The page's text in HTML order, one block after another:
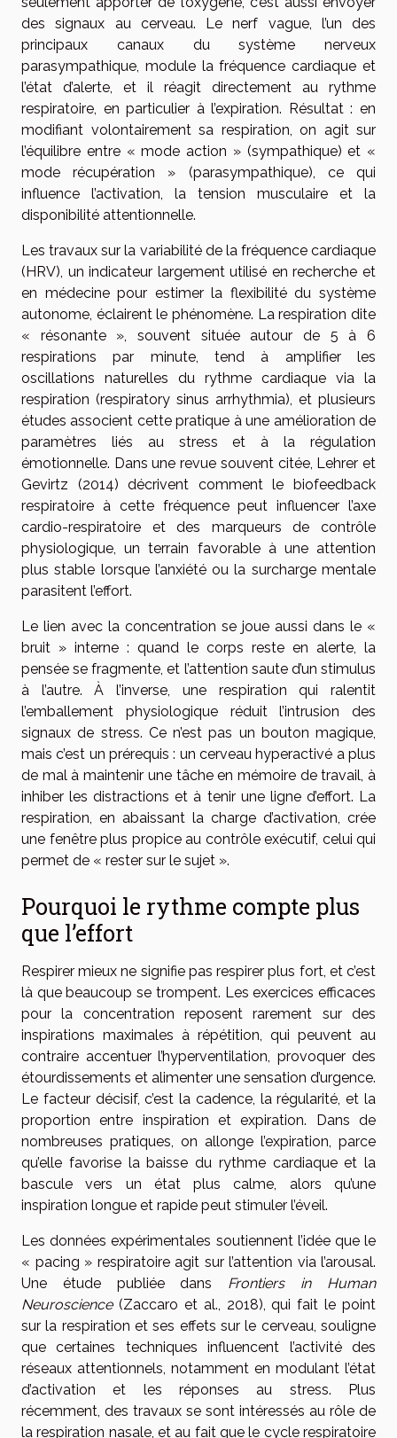
des signaux au cerveau. Le nerf vague, l’un des
principaux canaux du système nerveux
parasympathique, module la fréquence cardiaque et
l’état d’alerte, et il réagit directement au rythme
respiratoire, en particulier à l’expiration. Résultat : en
modifiant volontairement sa respiration, on agit sur
l’équilibre entre « mode action » (sympathique) et «
mode récupération » (parasympathique), ce qui
influence l’activation, la tension musculaire et la
disponibilité attentionnelle.
Les travaux sur la variabilité de la fréquence cardiaque
(HRV), un indicateur largement utilisé en recherche et
en médecine pour estimer la flexibilité du système
autonome, éclairent le phénomène. La respiration dite
« résonante », souvent située autour de 5 à 6
respirations par minute, tend à amplifier les
oscillations naturelles du rythme cardiaque via la
respiration (respiratory sinus arrhythmia), et plusieurs
études associent cette pratique à une amélioration de
paramètres liés au stress et à la régulation
émotionnelle. Dans une revue souvent citée, Lehrer et
Gevirtz (2014) décrivent comment le biofeedback
respiratoire à cette fréquence peut influencer l’axe
cardio-respiratoire et des marqueurs de contrôle
physiologique, un terrain favorable à une attention
plus stable lorsque l’anxiété ou la surcharge mentale
parasitent l’effort.
Le lien avec la concentration se joue aussi dans le «
bruit » interne : quand le corps reste en alerte, la
pensée se fragmente, et l’attention saute d’un stimulus
à l’autre. À l’inverse, une respiration qui ralentit
l’emballement physiologique réduit l’intrusion des
signaux de stress. Ce n’est pas un bouton magique,
mais c’est un prérequis : un cerveau hyperactivé a plus
de mal à maintenir une tâche en mémoire de travail, à
inhiber les distractions et à tenir une ligne d’effort. La
respiration, en abaissant la charge d’activation, crée
une fenêtre plus propice au contrôle exécutif, celui qui
permet de « rester sur le sujet ».
Pourquoi le rythme compte plus
que l’effort
Respirer mieux ne signifie pas respirer plus fort, et c’est
là que beaucoup se trompent. Les exercices efficaces
pour la concentration reposent rarement sur des
inspirations maximales à répétition, qui peuvent au
contraire accentuer l’hyperventilation, provoquer des
étourdissements et alimenter une sensation d’urgence.
Le facteur décisif, c’est la cadence, la régularité, et la
proportion entre inspiration et expiration. Dans de
nombreuses pratiques, on allonge l’expiration, parce
qu’elle favorise la baisse du rythme cardiaque et la
bascule vers un état plus calme, alors qu’une
inspiration longue et rapide peut stimuler l’éveil.
Les données expérimentales soutiennent l’idée que le
« pacing » respiratoire agit sur l’attention via l’arousal.
Une étude publiée dans Frontiers in Human
Neuroscience(Zaccaro et al., 2018), qui fait le point
sur la respiration et ses effets sur le cerveau, souligne
que certaines techniques influencent l’activité des
réseaux attentionnels, notamment en modulant l’état
d’activation et les réponses au stress. Plus
récemment, des travaux se sont intéressés au rôle de
la respiration nasale, et au fait que le cycle respiratoire